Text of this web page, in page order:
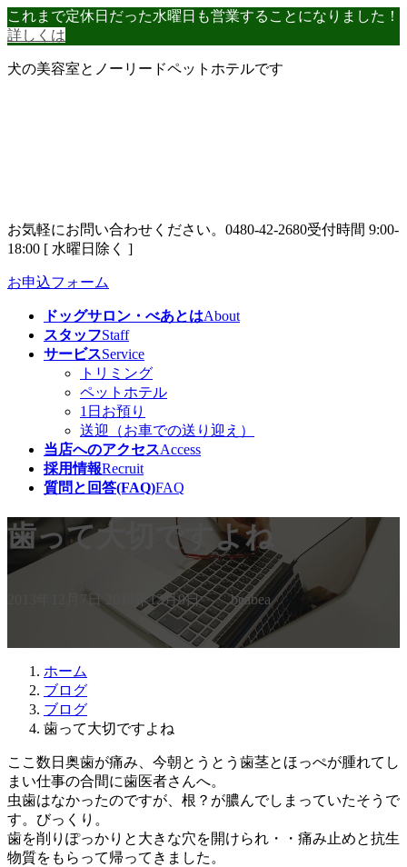
コ
ン
ン
ナ
ビ
ー
これまで定休日だった水曜日も営業することになりました！
詳しくは
犬の美容室とノーリードペットホテルです
お気軽にお問い合わせください。 0480-42-2680受付時間 9:00-
18:00 [ 水曜日除く ]
お申込フォーム
ドッグサロン・べあとはAbout
スタッフStaff
サービスService
トリミング
ペットホテル
1日お預り
送迎（お車での送り迎え）
当店へのアクセスAccess
採用情報Recruit
質問と回答(FAQ)FAQ
歯って大切ですよね
2013年12月7日終2013年12月9日 beabea
ホーム
ブログ
ブログ
歯って大切ですよね
ここ数日奥歯が痛み、今朝とうとう歯茎とほっぺが腫れてし
まい仕事の合間に歯医者さんへ。
虫歯はなかったのですが、根？が膿んでしまっていたそうで
す。びっくり。
歯を削りぽっかりと大きな穴を開けられ・・痛み止めと抗生
物質をもらって帰ってきました。